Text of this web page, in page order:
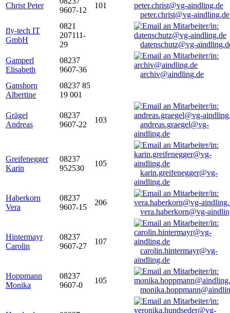
Christ Peter
9607-12
101
peter.christ@vg-aindling.de
fly-tech IT
GmbH
0821
207111-
29
datenschutz@vg-
Gamperl
Elisabeth
08237
9607-36
archiv@aindling.de
Ganshorn
Albertine
08237 85
19 001
Grägel
Andreas
08237
9607-22
103
andreas.graegel@vg-
aindling.de
Greifenegger
Karin
08237
952530
105
karin.greifenegger@vg-
aindling.de
Haberkorn
Vera
08237
9607-15
206
vera.haberkorn@vg-
Hintermayr
Carolin
08237
9607-27
107
carolin.hintermayr@vg-
aindling.de
Hoppmann
Monika
08237
9607-0
105